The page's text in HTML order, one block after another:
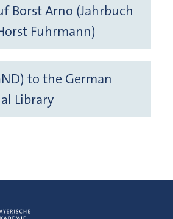
Borst Arno (Jahrbuch
Fuhrmann)
to the German
Library